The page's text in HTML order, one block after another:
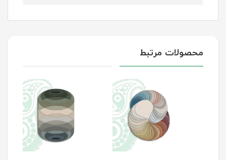
محصولات مرتبط